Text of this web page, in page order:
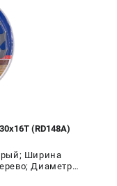
(RD148A)
Ширина
Диаметр